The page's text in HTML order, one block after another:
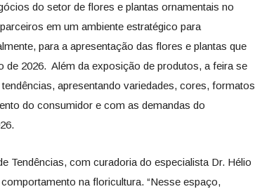
do setor de flores e plantas ornamentais no
em um ambiente estratégico para
para a apresentação das flores e plantas que
de 2026. Além da exposição de produtos, a feira se
apresentando variedades, cores, formatos
do consumidor e com as demandas do
Tendências, com curadoria do especialista Dr. Hélio
na floricultura. “Nesse espaço,